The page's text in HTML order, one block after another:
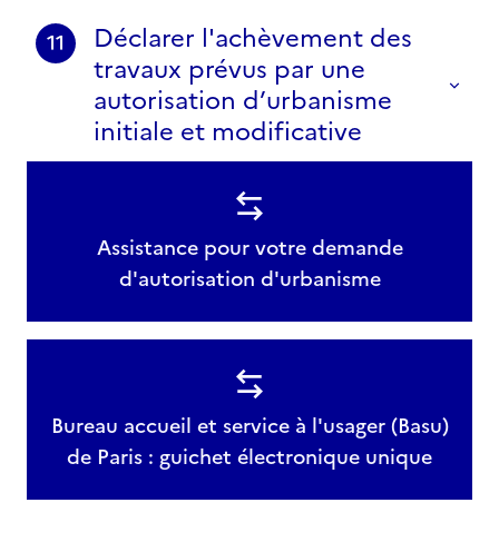
11
Déclarer l'achèvement des
travaux prévus par une
autorisation d’urbanisme
initiale et modificative
Assistance pour votre demande
d'autorisation d'urbanisme
Bureau accueil et service à l'usager (Basu)
de Paris : guichet électronique unique